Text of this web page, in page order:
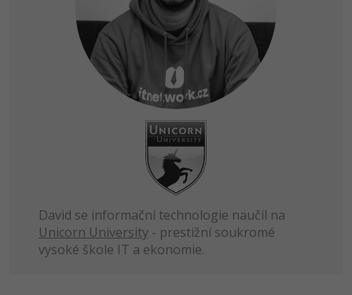
David se informační technologie naučil na
Unicorn University - prestižní soukromé
vysoké škole IT a ekonomie.